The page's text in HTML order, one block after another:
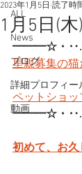
ALL
News
ブログ
詳細プロフィー
動画
1月5日(木)
2023年1月5日 読了時
━━━☆・
里親募集の
ペットショ
━━━☆・
初めて、お